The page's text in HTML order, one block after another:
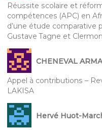
Réussite scolaire et
compétences (APC) en
d’une étude comparative
Gustave Tagne et
CHENEVAL
Appel à contributions –
LAKISA
Hervé Huot-